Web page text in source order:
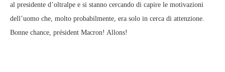
al presidente d’oltralpe e si stanno cercando di capire le motivazioni
dell’uomo che, molto probabilmente, era solo in cerca di attenzione.
Bonne chance, président Macron! Allons!